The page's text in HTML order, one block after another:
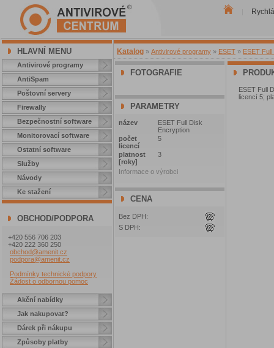
HLAVNÍ MENU
Antivirové programy
AntiSpam
Poštovní servery
Firewally
Bezpečnostní software
Monitorovací software
Ostatní software
Služby
Návody
Ke stažení
OBCHOD/PODPORA
+420 556 706 203
+420 222 360 250
obchod@amenit.cz
podpora@amenit.cz
Podmínky technické podpory
Žádost o odbornou pomoc
Akční nabídky
Jak nakupovat?
Dárek při nákupu
Způsoby platby
Katalog » Antivirové programy » ESET » ESET
FOTOGRAFIE
PARAMETRY
název
ESET Full Disk
Encryption
počet
licencí
5
platnost
[roky]
3
Informace o výrobci
CENA
Bez DPH:
S DPH:
ESET Full
licencí 5;